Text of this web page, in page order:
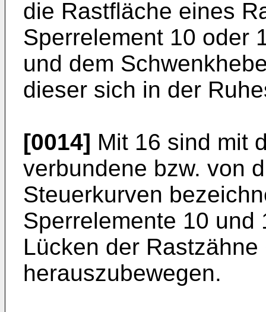
die Rastfläche eines
Sperrelement 10 oder
und dem
dieser sich in der
[0014] Mit 16 sind mit
verbundene bzw. von
Steuerkurven
Sperrelemente 10 und
Lücken der
herauszubewegen.